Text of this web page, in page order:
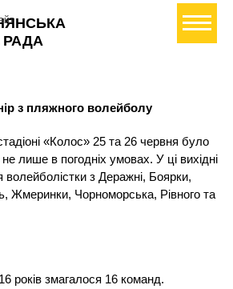
РАДА
петицію
з пляжного волейболу
«Колос» 25 та 26 червня було
лише в погодніх умовах. У ці вихідні
з Деражні, Боярки,
Жмеринки, Чорноморська, Рівного та
16 років змагалося 16 команд.